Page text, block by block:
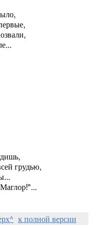
грудью,
к полной версии